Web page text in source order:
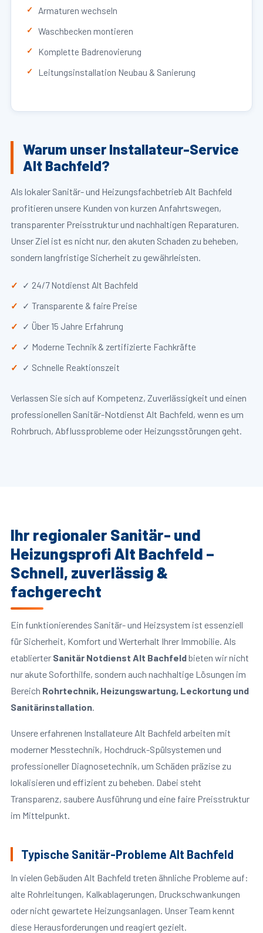
Armaturen wechseln
Waschbecken montieren
Komplette Badrenovierung
Leitungsinstallation Neubau & Sanierung
Warum unser Installateur-Service
Alt Bachfeld?
Als lokaler Sanitär- und Heizungsfachbetrieb Alt Bachfeld
profitieren unsere Kunden von kurzen Anfahrtswegen,
transparenter Preisstruktur und nachhaltigen Reparaturen.
Unser Ziel ist es nicht nur, den akuten Schaden zu beheben,
sondern langfristige Sicherheit zu gewährleisten.
✓ 24/7 Notdienst Alt Bachfeld
✓ Transparente & faire Preise
✓ Über 15 Jahre Erfahrung
✓ Moderne Technik & zertifizierte Fachkräfte
✓ Schnelle Reaktionszeit
Verlassen Sie sich auf Kompetenz, Zuverlässigkeit und einen
professionellen Sanitär-Notdienst Alt Bachfeld, wenn es um
Rohrbruch, Abflussprobleme oder Heizungsstörungen geht.
Ihr regionaler Sanitär- und
Heizungsprofi Alt Bachfeld –
Schnell, zuverlässig &
fachgerecht
Ein funktionierendes Sanitär- und Heizsystem ist essenziell
für Sicherheit, Komfort und Werterhalt Ihrer Immobilie. Als
etablierter Sanitär Notdienst Alt Bachfeldbieten wir nicht
nur akute Soforthilfe, sondern auch nachhaltige Lösungen im
Bereich Rohrtechnik, Heizungswartung, Leckortung und
Sanitärinstallation.
Unsere erfahrenen Installateure Alt Bachfeld arbeiten mit
moderner Messtechnik, Hochdruck-Spülsystemen und
professioneller Diagnosetechnik, um Schäden präzise zu
lokalisieren und effizient zu beheben. Dabei steht
Transparenz, saubere Ausführung und eine faire Preisstruktur
im Mittelpunkt.
Typische Sanitär-Probleme Alt Bachfeld
In vielen Gebäuden Alt Bachfeld treten ähnliche Probleme auf:
alte Rohrleitungen, Kalkablagerungen, Druckschwankungen
oder nicht gewartete Heizungsanlagen. Unser Team kennt
diese Herausforderungen und reagiert gezielt.